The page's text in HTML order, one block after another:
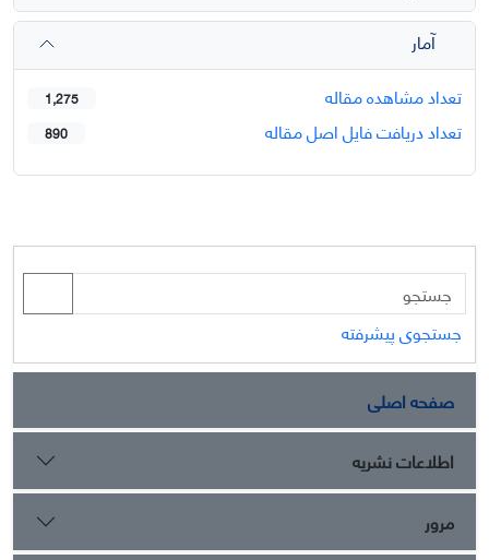
آمار
تعداد مشاهده مقاله
1,275
تعداد دریافت فایل اصل مقاله 890
جستجوی پیشرفته
صفحه اصلی
اطلاعات نشریه
مرور